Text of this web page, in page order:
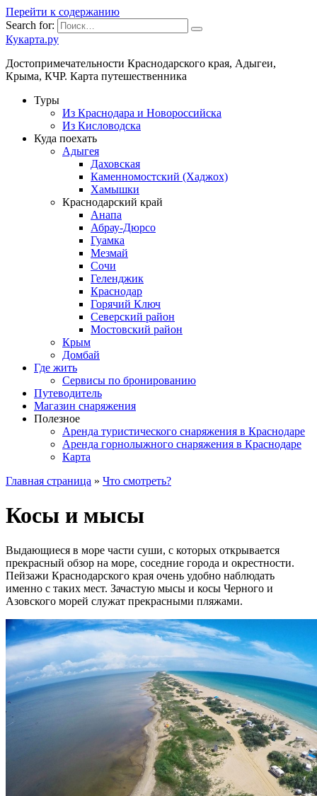
Перейти к содержанию
Search for:
Кукарта.ру
Достопримечательности Краснодарского края, Адыгеи,
Крыма, КЧР. Карта путешественника
Туры
Из Краснодара и Новороссийска
Из Кисловодска
Куда поехать
Адыгея
Даховская
Каменномостский (Хаджох)
Хамышки
Краснодарский край
Анапа
Абрау-Дюрсо
Гуамка
Мезмай
Сочи
Геленджик
Краснодар
Горячий Ключ
Северский район
Мостовский район
Крым
Домбай
Где жить
Сервисы по бронированию
Путеводитель
Магазин снаряжения
Полезное
Аренда туристического снаряжения в Краснодаре
Аренда горнолыжного снаряжения в Краснодаре
Карта
Главная страница » Что смотреть?
Косы и мысы
Выдающиеся в море части суши, с которых открывается
прекрасный обзор на море, соседние города и окрестности.
Пейзажи Краснодарского края очень удобно наблюдать
именно с таких мест. Зачастую мысы и косы Черного и
Азовского морей служат прекрасными пляжами.